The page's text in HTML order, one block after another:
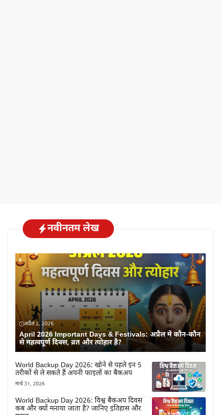
नवीनतम लेख
अप्रैल 2, 2026
April 2026 Important Days & Festivals: अप्रैल में कौन-कौन
से महत्वपूर्ण दिवस, व्रत और त्योहार है?
World Backup Day 2026: खोने से पहले इन 5
तरीकों से ले सकते हैं अपनी फाइलों का बैकअप
मार्च 31, 2026
World Backup Day 2026: विश्व बैकअप दिवस
कब और क्यों मनाया जाता है? जानिए इतिहास और